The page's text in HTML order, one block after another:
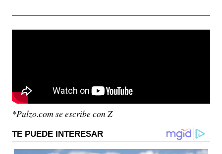
*Pulzo.com se escribe con Z